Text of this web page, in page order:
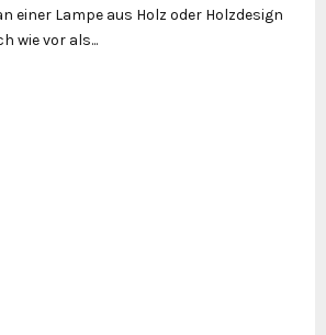
einer Lampe aus Holz oder Holzdesign
wie vor als...